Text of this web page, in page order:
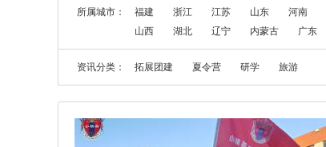
所属城市： 福建 浙江 江苏 山东 河南
山西
湖北 辽宁 内蒙古 广东
资讯分类： 拓展团建 夏令营 研学 旅游